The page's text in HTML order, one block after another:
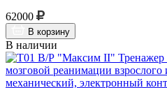
62000
В корзину
В наличии